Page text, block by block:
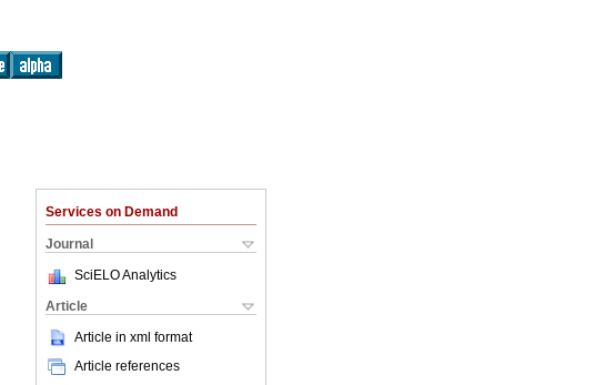
Services on Demand
Journal
SciELO Analytics
Article
Article in xml format
Article references